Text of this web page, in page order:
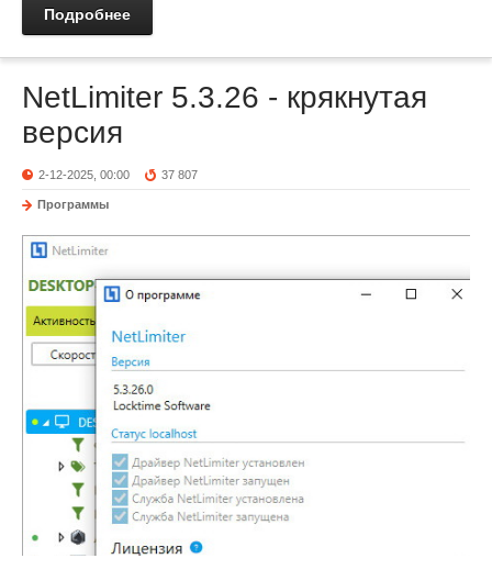
Подробнее
NetLimiter 5.3.26 - крякнутая
версия
2-12-2025, 00:00 37 807
Программы